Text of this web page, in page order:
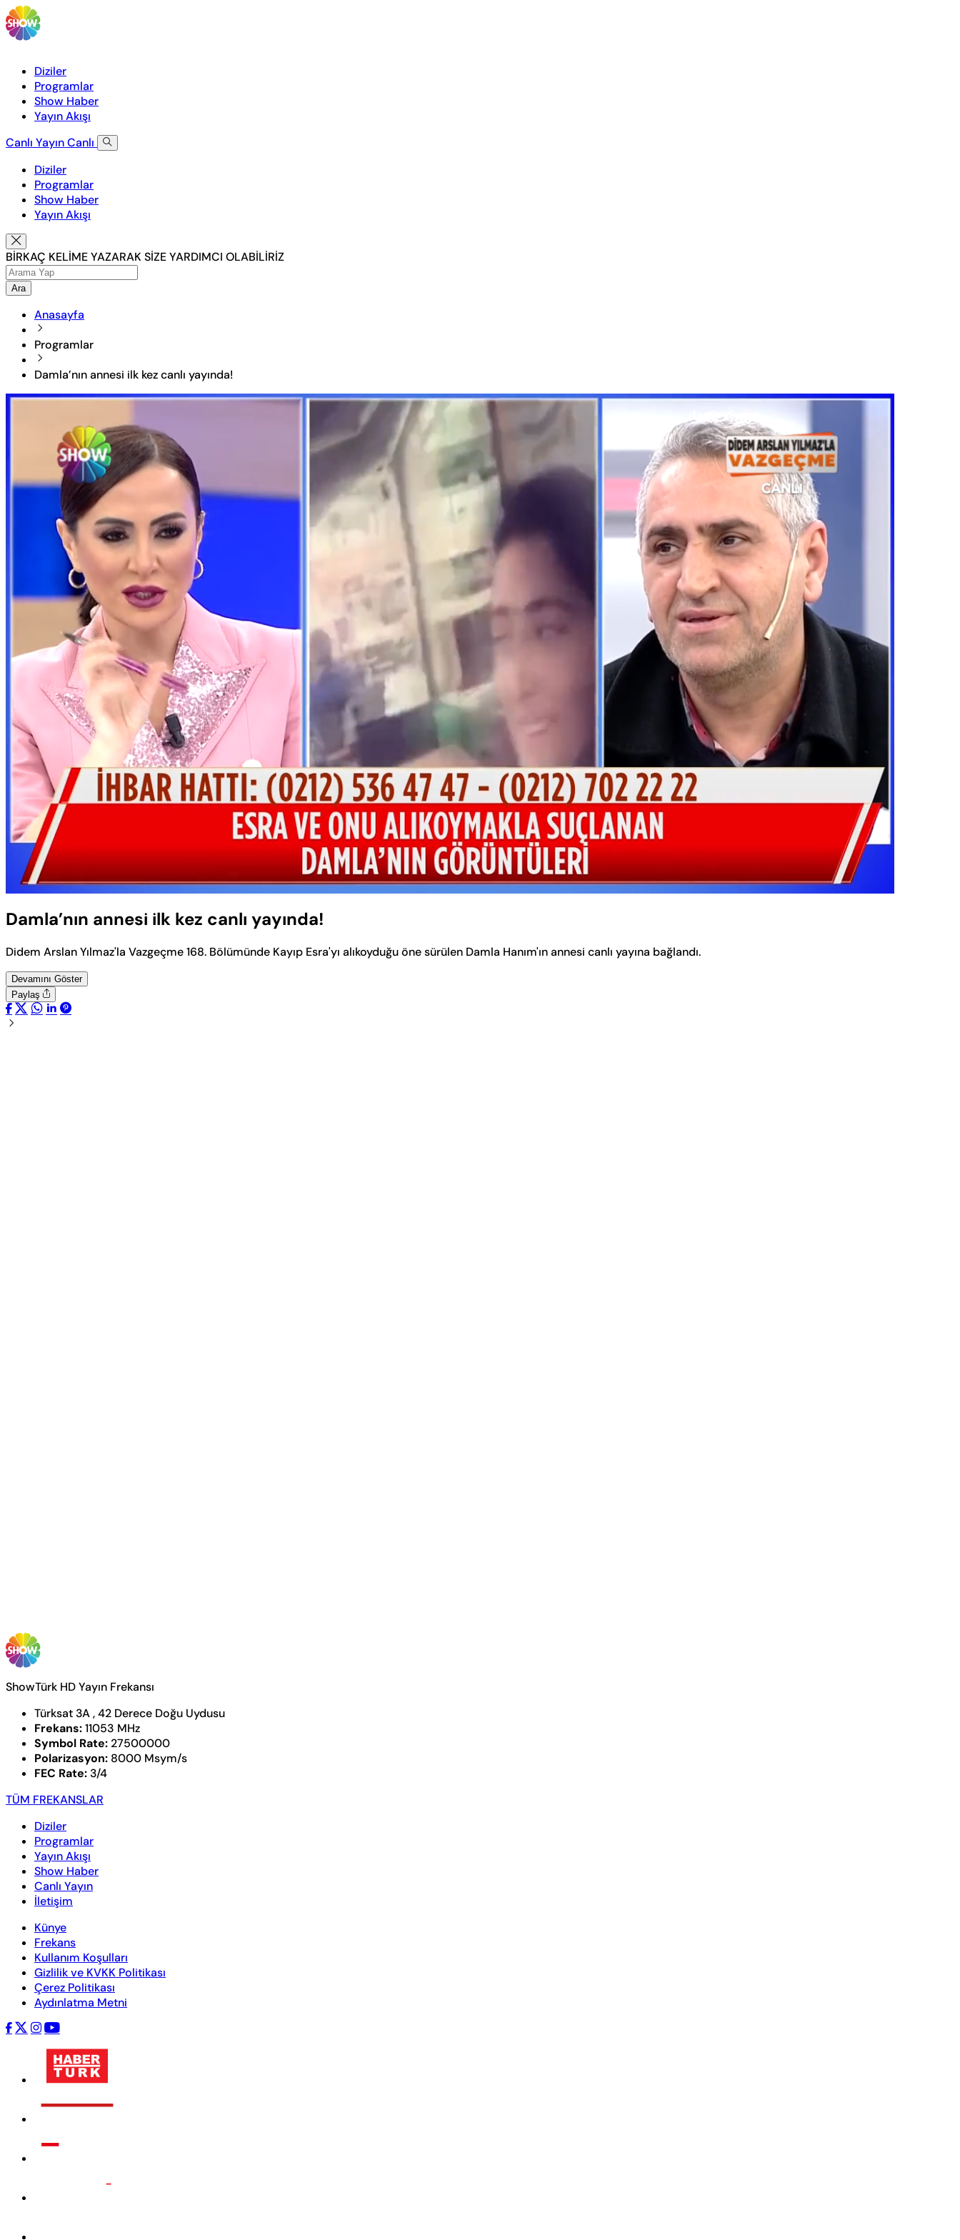
Diziler
Programlar
Show Haber
Yayın Akışı
Canlı YayınCanlı
Diziler
Programlar
Show Haber
Yayın Akışı
BİRKAÇ KELİME YAZARAK SİZE YARDIMCI OLABİLİRİZ
Ara
Anasayfa
Programlar
Damla’nın annesi ilk kez canlı yayında!
Sesi
Oynatma
Damla’nın annesi ilk kez canlı yayında!
Didem Arslan Yılmaz'la Vazgeçme 168. Bölümünde Kayıp Esra'yı alıkoyduğu öne sürülen Damla Hanım'ın annesi canlı yayına bağlandı.
Devamını Göster
Paylaş
ShowTürk HD Yayın Frekansı
Türksat 3A , 42 Derece Doğu Uydusu
Frekans:11053 MHz
Symbol Rate: 27500000
Polarizasyon: 8000 Msym/s
FEC Rate: 3/4
TÜM FREKANSLAR
Diziler
Programlar
Yayın Akışı
Show Haber
Canlı Yayın
İletişim
Künye
Frekans
Kullanım Koşulları
Gizlilik ve KVKK Politikası
Çerez Politikası
Aydınlatma Metni